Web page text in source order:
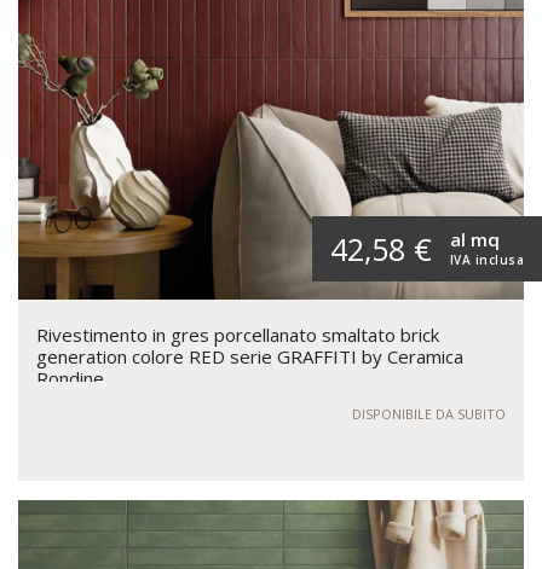
42,58 € IVA inclusa
al mq
Rivestimento in gres porcellanato smaltato brick
generation colore RED serie GRAFFITI by Ceramica
Rondine
DISPONIBILE DA SUBITO